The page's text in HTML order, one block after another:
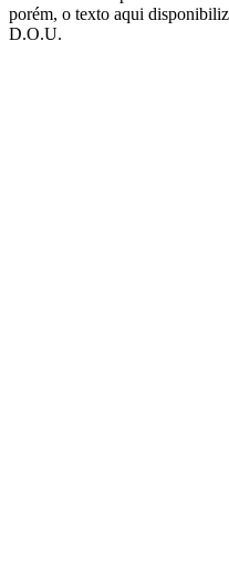
porém, o texto aqui
D.O.U.